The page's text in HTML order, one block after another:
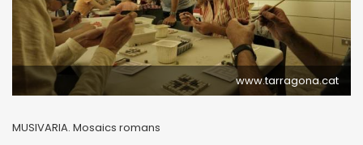
www.tarragona.cat
MUSIVARIA. Mosaics romans